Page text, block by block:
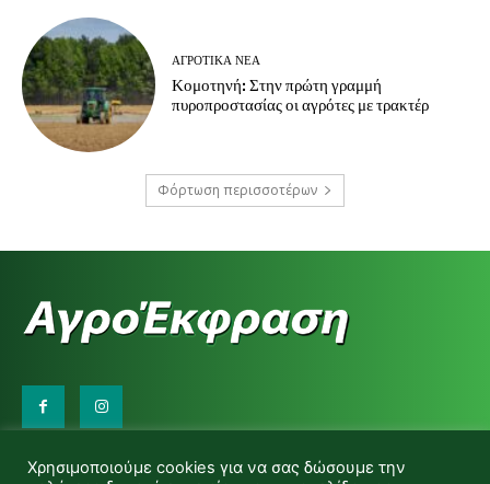
ΑΓΡΟΤΙΚΆ ΝΈΑ
Κομοτηνή: Στην πρώτη γραμμή
πυροπροστασίας οι αγρότες με τρακτέρ
Φόρτωση περισσοτέρων
d.makas@yahoo.gr
Χρησιμοποιούμε cookies για να σας δώσουμε την